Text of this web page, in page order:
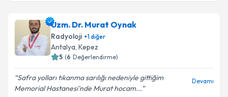
Uzm. Dr. Ayhan Şenol için randevu takvimi talebi
oluşturun. Size bu uzmandan randevu almanız için bir
takvim hazırlandığında e-posta ile bilgilendireceğiz.
Uzm. Dr. Murat Oynak
Radyoloji +1diğer
Antalya, Kepez
5 (6 Değerlendirme)
Safra yolları tıkanma sarılığı nedeniyle gittiğim
Memorial Hastanesi'nde Murat hocam...
Devamı